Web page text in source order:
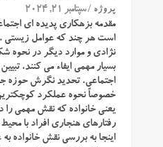
پروژه / سپتامبر 21, 2024
مقدمه بزهکاری پدیده ای
است هر چند که عوامل زیستی ،
نژادی و موارد دیگر در نحوه
بسیار مهمی ایفاء می‌ كنند،
اجتماعی، تحدید نگرش حوزه
خصوصاً نحوه عملكرد
یعنی خانواده كه نقش مهمی
رفتارهای هنجاری افراد با
اینجا به بررسی نقش خانواده